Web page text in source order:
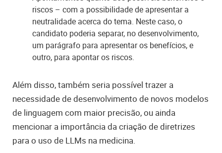
riscos – com a possibilidade de apresentar a
neutralidade acerca do tema. Neste caso, o
candidato poderia separar, no desenvolvimento,
um parágrafo para apresentar os benefícios, e
outro, para apontar os riscos.
Além disso, também seria possível trazer a
necessidade de desenvolvimento de novos modelos
de linguagem com maior precisão, ou ainda
mencionar a importância da criação de diretrizes
para o uso de LLMs na medicina.